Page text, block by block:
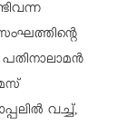
പതിനാലാമന്‍
വച്ച്,